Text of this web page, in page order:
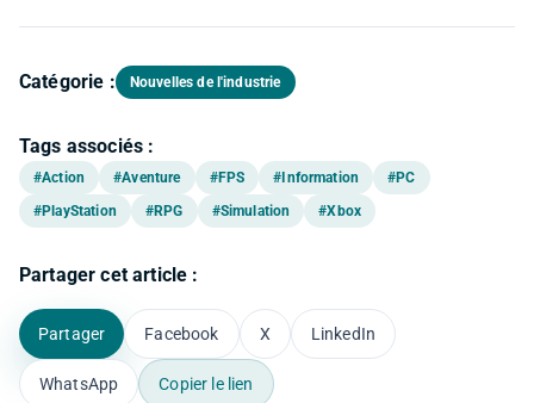
Catégorie : Nouvelles de l'industrie
Tags associés :
#Action #Aventure #FPS #Information
#PC
#PlayStation
#RPG #Simulation #Xbox
Partager cet article :
Partager Facebook X LinkedIn
WhatsApp Copier le lien